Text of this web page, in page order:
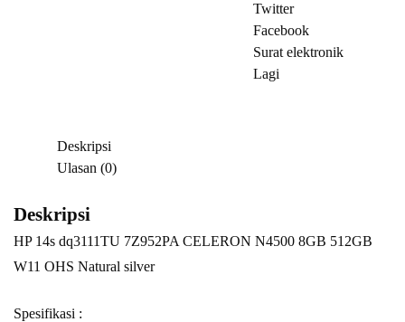
Twitter
Facebook
Surat elektronik
Lagi
Deskripsi
Ulasan (0)
Deskripsi
HP 14s dq3111TU 7Z952PA CELERON N4500 8GB 512GB
W11 OHS Natural silver
Spesifikasi :